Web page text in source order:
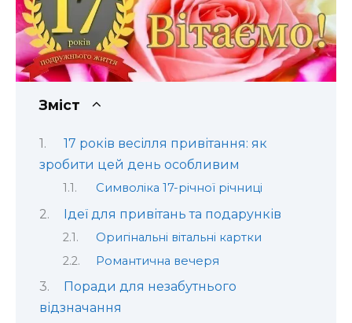
Зміст
17 років весілля привітання: як
зробити цей день особливим
Символіка 17-річної річниці
Ідеї для привітань та подарунків
Оригінальні вітальні картки
Романтична вечеря
Поради для незабутнього
відзначання